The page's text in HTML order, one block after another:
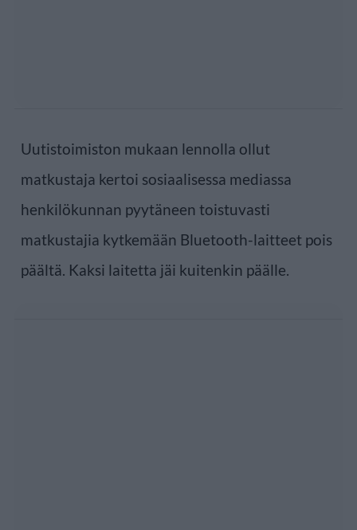
Uutistoimiston mukaan lennolla ollut
matkustaja kertoi sosiaalisessa mediassa
henkilökunnan pyytäneen toistuvasti
matkustajia kytkemään Bluetooth-laitteet pois
päältä. Kaksi laitetta jäi kuitenkin päälle.